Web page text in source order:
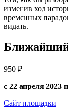
изменив ход
временных
видать.
Ближайший
950 ₽
с 22 апреля 2023
Сайт площадки